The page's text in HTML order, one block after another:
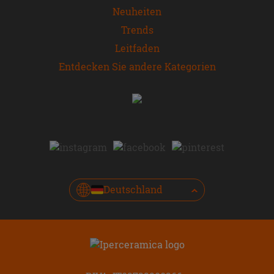
Neuheiten
Trends
Leitfaden
Entdecken Sie andere Kategorien
Deutschland